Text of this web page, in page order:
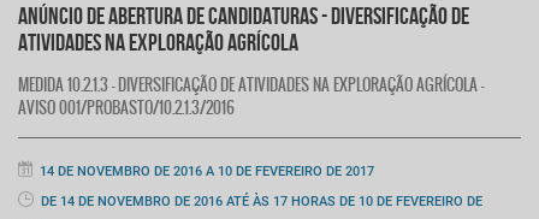
ANÚNCIO DE ABERTURA DE CANDIDATURAS - DIVERSIFICAÇÃO DE
ATIVIDADES NA EXPLORAÇÃO AGRÍCOLA
MEDIDA 10.2.1.3 - DIVERSIFICAÇÃO DE ATIVIDADES NA EXPLORAÇÃO AGRÍCOLA -
AVISO 001/PROBASTO/10.2.1.3/2016
14 DE NOVEMBRO DE 2016 A 10 DE FEVEREIRO DE 2017
DE 14 DE NOVEMBRO DE 2016 ATÉ ÀS 17 HORAS DE 10 DE FEVEREIRO DE